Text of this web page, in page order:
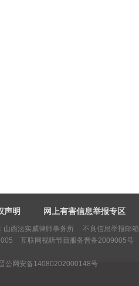
声明 网上有害信息举报专区
山西法实威律师事务所 不良信息举报邮
互联网视听节目服务晋备2009005号
公网安备14080202000148号